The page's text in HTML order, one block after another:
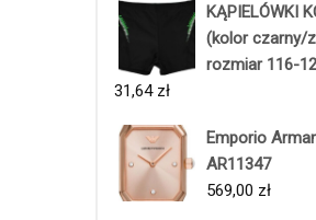
KĄPIELÓWKI
(kolor czarny/
rozmiar 116-
31,64 zł
Emporio
AR11347
569,00 zł